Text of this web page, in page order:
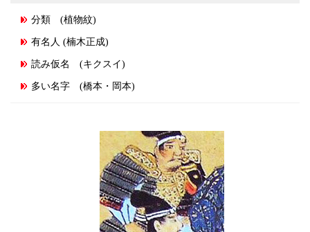
分類 (植物紋)
有名人 (楠木正成)
読み仮名 (キクスイ)
多い名字 (橋本・岡本)